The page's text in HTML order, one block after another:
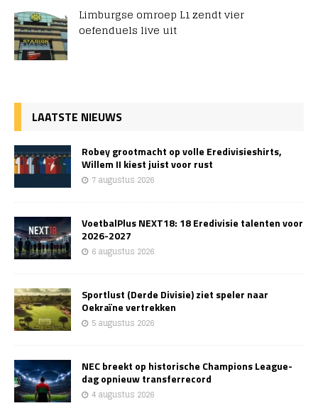
Limburgse omroep L1 zendt vier
oefenduels live uit
LAATSTE NIEUWS
Robey grootmacht op volle Eredivisieshirts,
Willem II kiest juist voor rust
7 augustus 2026
VoetbalPlus NEXT18: 18 Eredivisie talenten voor
2026-2027
6 augustus 2026
Sportlust (Derde Divisie) ziet speler naar
Oekraïne vertrekken
5 augustus 2026
NEC breekt op historische Champions League-
dag opnieuw transferrecord
4 augustus 2026